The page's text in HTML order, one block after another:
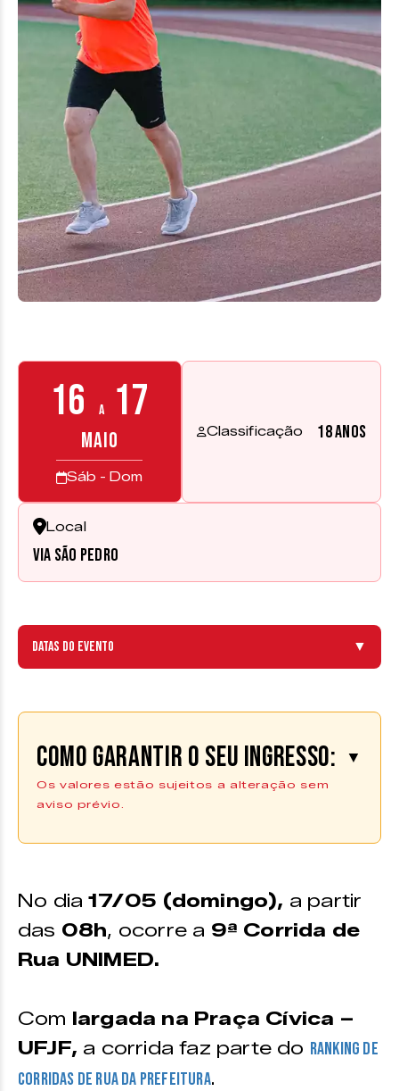
16 a 17
MAIO
Sáb - Dom
Classificação 18 anos
Local
Via São Pedro
Datas do evento ▼
Como garantir o seu ingresso: ▼
Os valores estão sujeitos a alteração sem
aviso prévio.
Inscreva-se aqui
ser feitas no site Corridão
No dia17/05 (domingo), a partir
das 08h, ocorre a 9ª Corrida de
Rua UNIMED.
Com largada na Praça Cívica –
UFJF, a corrida faz parte do ranking de
corridas de rua da prefeitura.